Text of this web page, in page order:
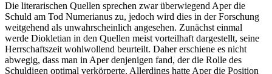
Die literarischen Quellen sprechen zwar überwiegend Aper die
Schuld am Tod Numerianus zu, jedoch wird dies in der Forschung
weitgehend als unwahrscheinlich angesehen. Zunächst einmal
werde Diokletian in den Quellen meist vorteilhaft dargestellt, seine
Herrschaftszeit wohlwollend beurteilt. Daher erschiene es nicht
abwegig, dass man in Aper denjenigen fand, der die Rolle des
Schuldigen optimal verkörperte. Allerdings hatte Aper die Position